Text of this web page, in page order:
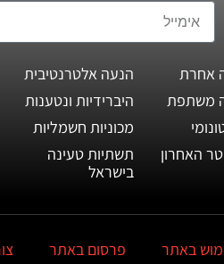
אחרת
משתפת
האחרון
הנעה אלטרנטיבית
היברידיות ונטענות
מכוניות חשמליות
תשתיות טעינה
בישראל
באתר פרסום באתר